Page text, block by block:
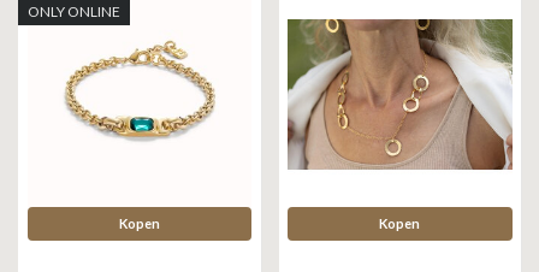
ONLY ONLINE
Kopen Kopen